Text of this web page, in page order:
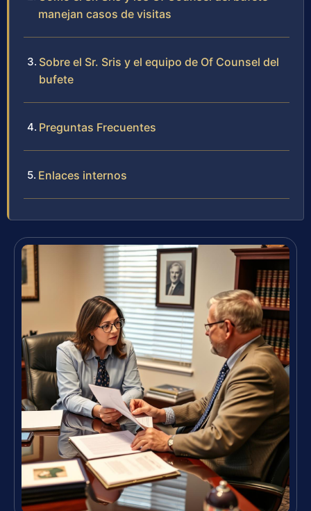
manejan casos de visitas
Sobre el Sr. Sris y el equipo de Of Counsel del
bufete
Preguntas Frecuentes
Enlaces internos